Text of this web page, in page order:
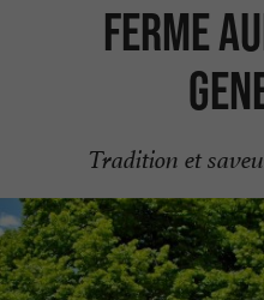
Ferme
Tradition et